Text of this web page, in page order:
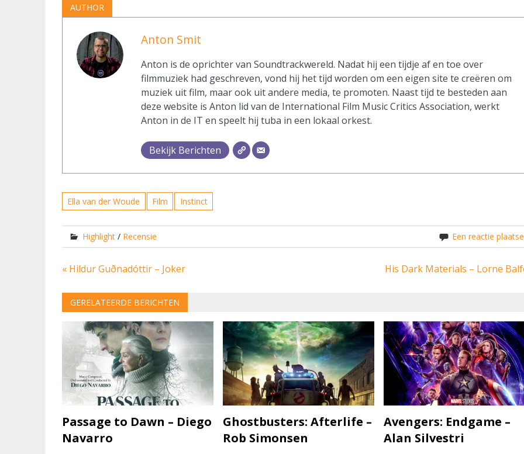
AUTHOR
Anton Smit
Anton is de oprichter van Soundtrackwereld. Nadat hij een tijdje af en toe over
filmmuziek had geschreven, vond hij het tijd worden om een eigen site te creëren om
muziek uit film, maar ook uit andere media, te promoten. Naast tijd te besteden aan
deze website is Anton lid van de International Film Music Critics Association, werkt
Anton in de IT en speelt hij tuba in een lokaal orkest.
Bekijk Berichten
Ella van der Woude Film Instinct
Highlight/ Recensie Een reactie
Bericht
navigatie
« Hildur Guðnadóttir – Joker His Dark Materials – Lorne
GERELATEERDE BERICHTEN
Passage to Dawn – Diego
Navarro
Ghostbusters: Afterlife –
Rob Simonsen
Avengers: Endgame –
Alan Silvestri